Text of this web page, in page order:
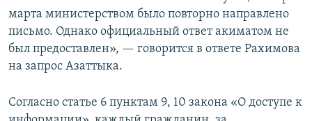
марта министерством было повторно направлено
письмо. Однако официальный ответ акиматом не
был предоставлен», — говорится в ответе Рахимова
на запрос Азаттыка.
Согласно статье 6 пунктам 9, 10 закона «О доступе к